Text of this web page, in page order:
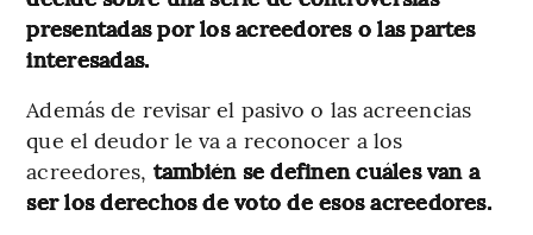
presentadas por los acreedores o las partes
interesadas.
Además de revisar el pasivo o las acreencias
que el deudor le va a reconocer a los
acreedores, también se definen cuáles van a
ser los derechos de voto de esos acreedores.